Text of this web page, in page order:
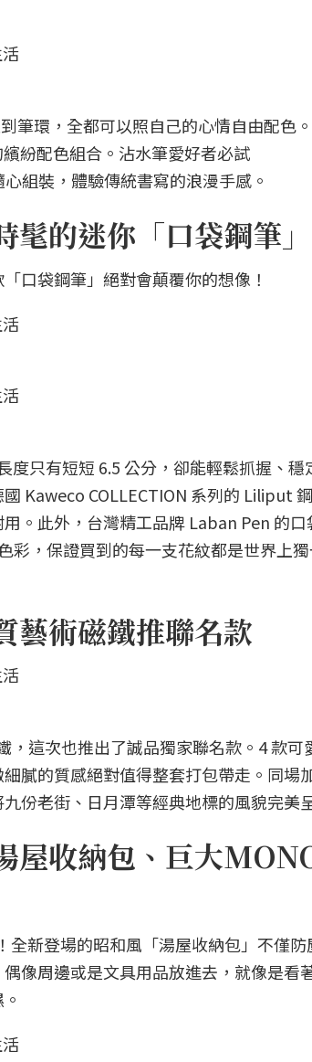
筆環，全都可以照自己的心情自由配色
紛配色組合。沾水筆愛好者必試
組裝，體驗傳統書寫的浪漫手感。
的迷你「口袋鋼筆」
口袋鋼筆」絕對會顛覆你的想像！
只有短短 6.5 公分，卻能輕鬆抓握、穩
Kaweco COLLECTION 系列的 Liliput
。此外，台灣精工品牌 Laban Pen 的口
彩，保證買到的每一支花紋都是世界上
藝術磁鐵推聯名款
這次也推出了誠品獨家聯名款。4 款可
膩的質感絕對值得整套打包帶走。同場
份老街、日月潭等經典地標的風貌完美
屋收納包、巨大
新登場的昭和風「湯屋收納包」不僅防
像周邊或是文具用品放進去，就像是看